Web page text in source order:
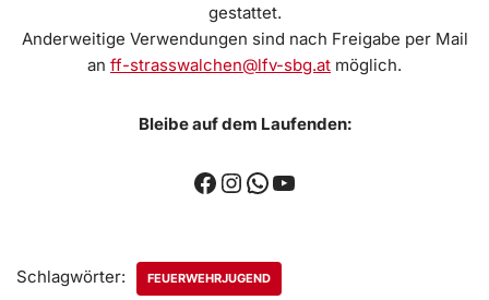
gestattet.
Anderweitige Verwendungen sind nach Freigabe per Mail
an ff-strasswalchen@lfv-sbg.at möglich.
Bleibe auf dem Laufenden:
Schlagwörter: FEUERWEHRJUGEND